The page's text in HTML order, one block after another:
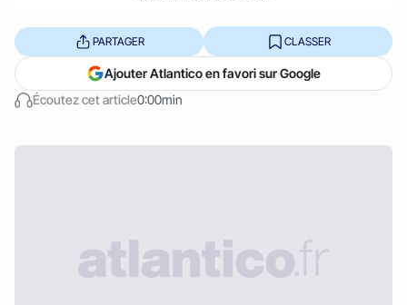
Écoutez cet article0:00min
PARTAGER CLASSER
Ajouter Atlantico en favori sur Google